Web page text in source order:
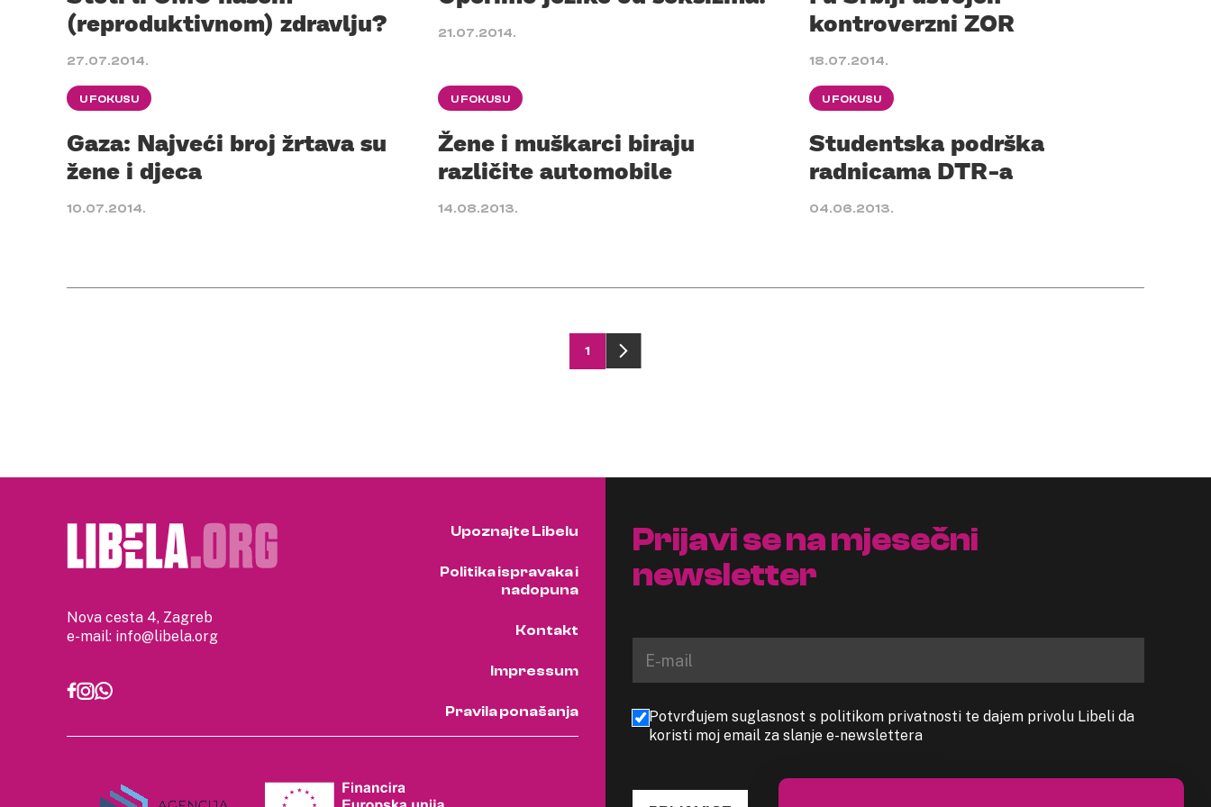
(reproduktivnom) zdravlju?
27.07.2014.
21.07.2014.
kontroverzni ZOR
18.07.2014.
U FOKUSU
Gaza: Najveći broj žrtava su
žene i djeca
10.07.2014.
U FOKUSU
Žene i muškarci biraju
različite automobile
14.08.2013.
U FOKUSU
Studentska podrška
radnicama DTR-a
04.06.2013.
1
Nova cesta 4, Zagreb
e-mail: info@libela.org
Upoznajte Libelu
Politika ispravaka i
nadopuna
Kontakt
Impressum
Pravila ponašanja
Prijavi se na mjesečni
newsletter
Potvrđujem suglasnost s politikom privatnosti te dajem privolu Libeli da
koristi moj email za slanje e-newslettera